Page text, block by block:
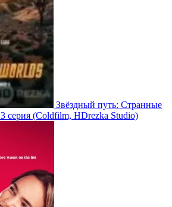
Звёздный путь: Странные
3 серия (Coldfilm, HDrezka Studio)